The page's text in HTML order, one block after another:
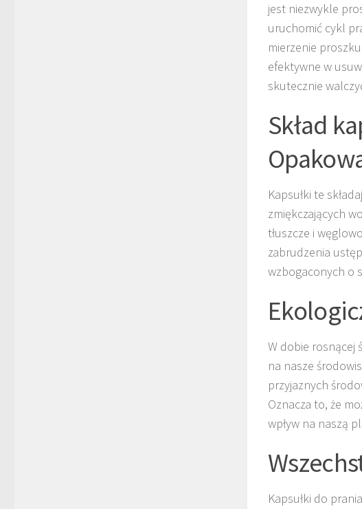
jest niezwykle
uruchomić cykl
mierzenie
efektywne w
skutecznie
Skład
Kapsułki te
zmiękczających
tłuszcze i
zabrudzenia
wzbogaconych o
W dobie rosnącej
na nasze
przyjaznych
Oznacza to, że
wpływ na naszą
Kapsułki do